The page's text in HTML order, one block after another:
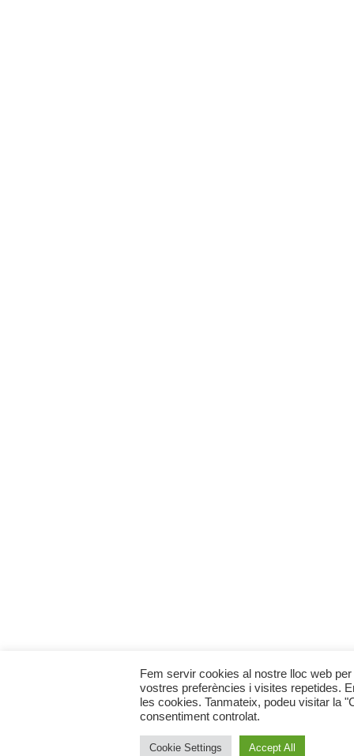
Fem servir cookies al nostre lloc web
vostres preferències i visites repetides.
les cookies. Tanmateix, podeu visitar la
consentiment controlat.
Cookie Settings Accept All